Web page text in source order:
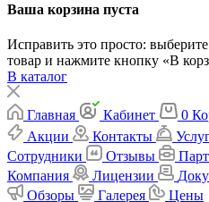
Ваша корзина пуста
Исправить это просто:
товар и нажмите кнопку «В
В каталог
Главная Кабинет 0
Акции
Контакты
Сотрудники
Отзывы
Компания
Лицензии
Обзоры
Галерея Цены